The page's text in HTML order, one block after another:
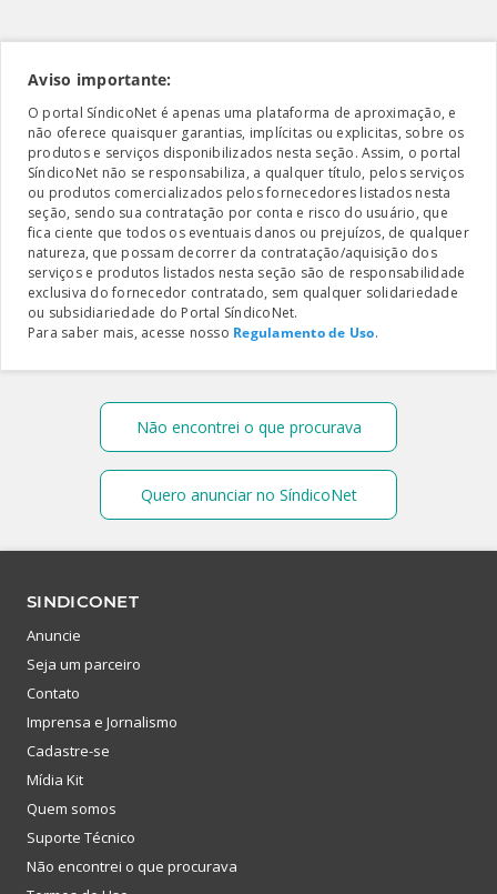
Aviso importante:
O portal SíndicoNet é apenas uma plataforma de aproximação, e
não oferece quaisquer garantias, implícitas ou explicitas, sobre os
produtos e serviços disponibilizados nesta seção. Assim, o portal
SíndicoNet não se responsabiliza, a qualquer título, pelos serviços
ou produtos comercializados pelos fornecedores listados nesta
seção, sendo sua contratação por conta e risco do usuário, que
fica ciente que todos os eventuais danos ou prejuízos, de qualquer
natureza, que possam decorrer da contratação/aquisição dos
serviços e produtos listados nesta seção são de responsabilidade
exclusiva do fornecedor contratado, sem qualquer solidariedade
ou subsidiariedade do Portal SíndicoNet.
Para saber mais, acesse nosso Regulamento de Uso.
Não encontrei o que procurava
Quero anunciar no SíndicoNet
SINDICONET
Anuncie
Seja um parceiro
Contato
Imprensa e Jornalismo
Cadastre-se
Mídia Kit
Quem somos
Suporte Técnico
Não encontrei o que procurava